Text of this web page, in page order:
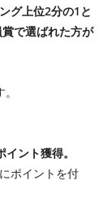
グ上位2分の1と
で選ばれた方が
ント獲得。
ポイントを付